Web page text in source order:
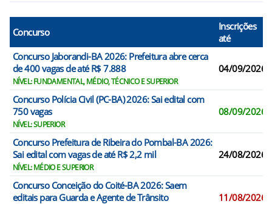
Concurso
Inscrições
até
Concurso Jaborandi-BA 2026: Prefeitura abre cerca
de 400 vagas de até R$ 7.888
NÍVEL: FUNDAMENTAL, MÉDIO, TÉCNICO E SUPERIOR
04/09/2026
Concurso Polícia Civil (PC-BA) 2026: Sai edital com
750 vagas
NÍVEL: SUPERIOR
08/09/2026
Concurso Prefeitura de Ribeira do Pombal-BA 2026:
Sai edital com vagas de até R$ 2,2 mil
NÍVEL: MÉDIO E SUPERIOR
24/08/2026
Concurso Conceição do Coité-BA 2026: Saem
editais para Guarda e Agente de Trânsito
11/08/2026